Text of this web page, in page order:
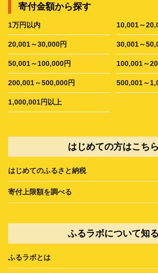
寄付金額から探す
1万円以内 10,001～
20,001～30,000円 30,001～
50,001～100,000円 100,001～
200,001～500,000円 500,001～
1,000,001円以上
はじめての方はこちら
はじめてのふるさと納税
寄付上限額を調べる
ふるラボについて知る
ふるラボとは